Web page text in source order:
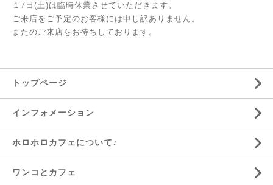
１7日(土)は臨時休業させていただきます。
ご来店をご予定のお客様には申し訳ありません。
またのご来店をお待ちしております。
トップページ
インフォメーション
ホロホロカフェについて♪
ワンコとカフェ